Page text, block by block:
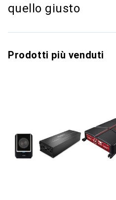
quello giusto
Prodotti più venduti